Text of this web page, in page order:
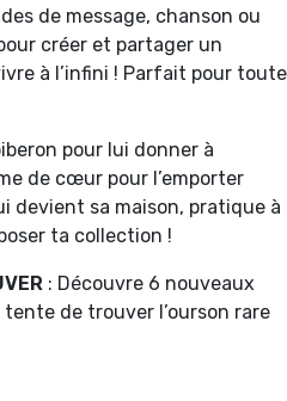
de message, chanson ou
créer et partager un
à l’infini ! Parfait pour toute
pour lui donner à
de cœur pour l’emporter
devient sa maison, pratique à
ta collection !
: Découvre 6 nouveaux
de trouver l’ourson rare